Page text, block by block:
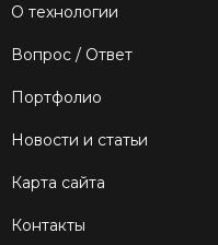
О технологии
Вопрос / Ответ
Портфолио
Новости и статьи
Карта сайта
Контакты